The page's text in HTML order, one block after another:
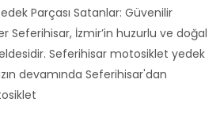
Parçası Satanlar: Güvenilir
Seferihisar, İzmir’in huzurlu ve doğal
Seferihisar motosiklet yedek
devamında Seferihisar'dan